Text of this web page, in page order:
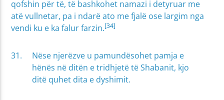
qofshin për të, të bashkohet namazi i detyruar me
atë vullnetar, pa i ndarë ato me fjalë ose largim nga
vendi ku e ka falur farzin.[34]
Nëse njerëzve u pamundësohet pamja e
hënës në ditën e tridhjetë të Shabanit, kjo
ditë quhet dita e dyshimit.